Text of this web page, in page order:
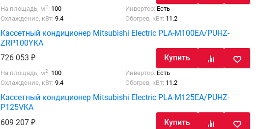
На площадь, м2: 100 Инвертор: Есть
Охлаждение, кВт: 9.4 Обогрев, кВт: 11.2
Кассетный кондиционер Mitsubishi Electric PLA-M100EA/PUHZ-
ZRP100YKA
726 053
Купить
На площадь, м2: 100 Инвертор: Есть
Охлаждение, кВт: 9.4 Обогрев, кВт: 11.2
Кассетный кондиционер Mitsubishi Electric PLA-M125EA/PUHZ-
P125VKA
609 207
Купить